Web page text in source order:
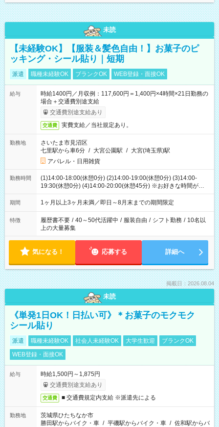
未読
【未経験OK】【服装＆髪色自由！】お菓子のピ
ッキング・シール貼り｜短期
派遣 職種未経験OK ブランクOK WEB登録・面接OK
給与
時給1400円／月収例：117,600円＝1,400円×4時間×21日勤務の
場合＋交通費別途支給
交通費別途支給あり
交通費 実費支給／当社規定あり。
勤務地
さいたま市見沼区
七里駅から車6分 / 大宮公園駅 / 大宮(埼玉県)駅
アパレル・日用雑貨
勤務時間
(1)14:00-18:00(休憩0分) (2)14:00-19:00(休憩0分) (3)14:00-
19:30(休憩0分) (4)14:00-20:00(休憩45分) ※お好きな時間が選べ
ます
期間 1ヶ月以上3ヶ月未満／即日～8月末までの期間限定
特徴 履歴書不要 / 40～50代活躍中 / 服装自由 / シフト勤務 / 10名以
上の大量募集
気になる！ 応募する 詳細へ
掲載日：2026.08.04
未読
《単発1日OK！日払い可》＊お菓子のモクモク
シール貼り
派遣 職種未経験OK 社会人未経験OK 大学生歓迎
ブランクOK
WEB登録・面接OK
給与
時給1,500円～1,875円
交通費別途支給あり
交通費 ■ 交通費規定内支給 ※派遣先による
勤務地
茨城県ひたちなか市
勝田駅からバイク・車 / 平磯駅からバイク・車 / 佐和駅からバ